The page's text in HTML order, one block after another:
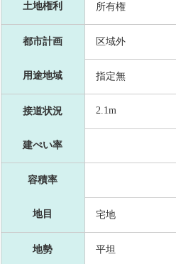
土地権利 所有権
都市計画 区域外
用途地域 指定無
接道状況 2.1m
建ぺい率
容積率
地目 宅地
地勢 平坦